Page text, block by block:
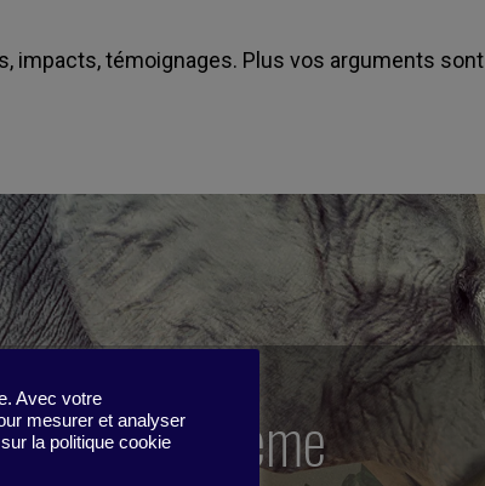
impacts, témoignages. Plus vos arguments sont
bon problème
Avec votre
mesurer et analyser
la politique cookie